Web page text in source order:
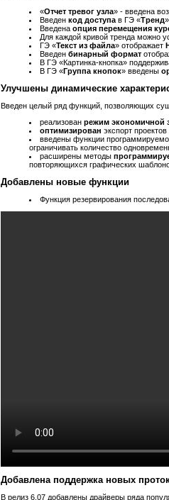
«Отчет тревог узла» - введена
Введен код доступа в ГЭ «Тренд
Введена опция перемещения
Для каждой кривой тренда можно
ГЭ «Текст из файла» отображает
Введен бинарный формат
В ГЭ «Картинка-кнопка»
В ГЭ «Группа кнопок» введены
Улучшены динамические
Введен целый ряд функций, позволяющих
реализован режим экономичной
оптимизирован экспорт
введены функции
ограничивать количество
расширены методы
повторяющихся графических
Добавлены новые функции
Функция резервирования
Добавлена поддержка новых
В релиз 6.07 добавлены драйверы ряда